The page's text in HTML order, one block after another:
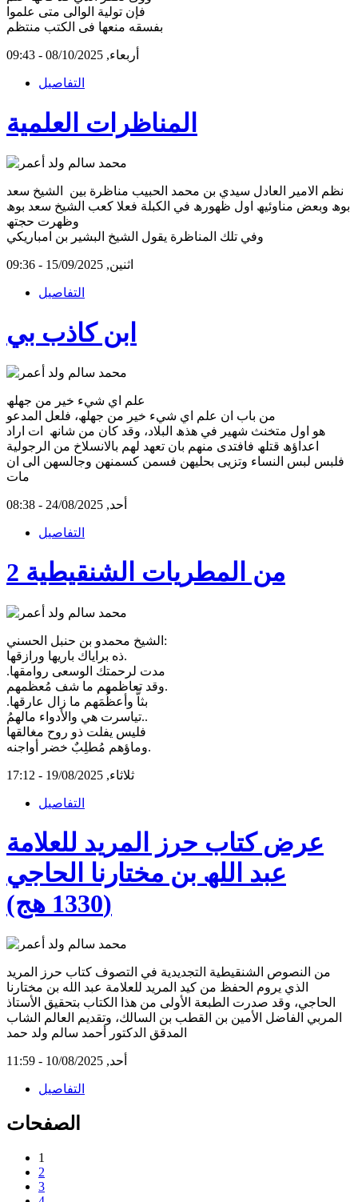
أربعاء, 08/10/2025 - 09:43
التفاصيل
المناظرات العلمية
نظم الامير العادل سيدي بن محمد الحبيب مناظرة بين الشيخ سعد
بوھ وبعض مناوئيھ اول ظھورھ في الكبلة فعلا كعب الشيخ سعد بوھ
وفي تلك المناظرة يقول الشيخ البشير بن امباريكي
اثنين, 15/09/2025 - 09:36
التفاصيل
ابن كاذب بي
علم اي شيء خير من جھلھ
ھو اول متخنث شھير في ھذھ البلاد، وقد كان من شانھ ات اراد
اعداؤھ قتلھ فافتدى منھم بان تعھد لھم بالانسلاخ من الرجولية
فلبس لبس النساء وتزيى بحليھن فسمن كسمنھن وجالسھن الى ان
مات
أحد, 24/08/2025 - 08:38
التفاصيل
من المطريات الشنقيطية 2
الشيخ محمدو بن حنبل الحسني:
ذه براياك باريها ورازقها.
.مدت لرحمتك الوسعى روامقها
وقد تعاظمهم ما شف مُعظمهم.
.بثاًّ وأعظُمَهم ما زال عارقها
تياسرت هي والأدواء مالهمُ..
فليس يفلت ذو روح مغالقها
وماؤهم مُطلِبٌ خضر أواجنه.
ثلاثاء, 19/08/2025 - 17:12
التفاصيل
عرض كتاب حرز المريد للعلامة
عبد اللھ بن مختارنا الحاجي
(1330 ھج)
من النصوص الشنقيطية التجديدية في التصوف كتاب حرز المريد
الذي يروم الحفظ من كيد المريد للعلامة عبد الله بن مختارنا
الحاجي، وقد صدرت الطبعة الأولى من هذا الكتاب بتحقيق الأستاذ
المربي الفاضل الأمين بن القطب بن السالك، وتقديم العالم الشاب
المدقق الدكتور أحمد سالم ولد حمد
أحد, 10/08/2025 - 11:59
التفاصيل
الصفحات
1
2
3